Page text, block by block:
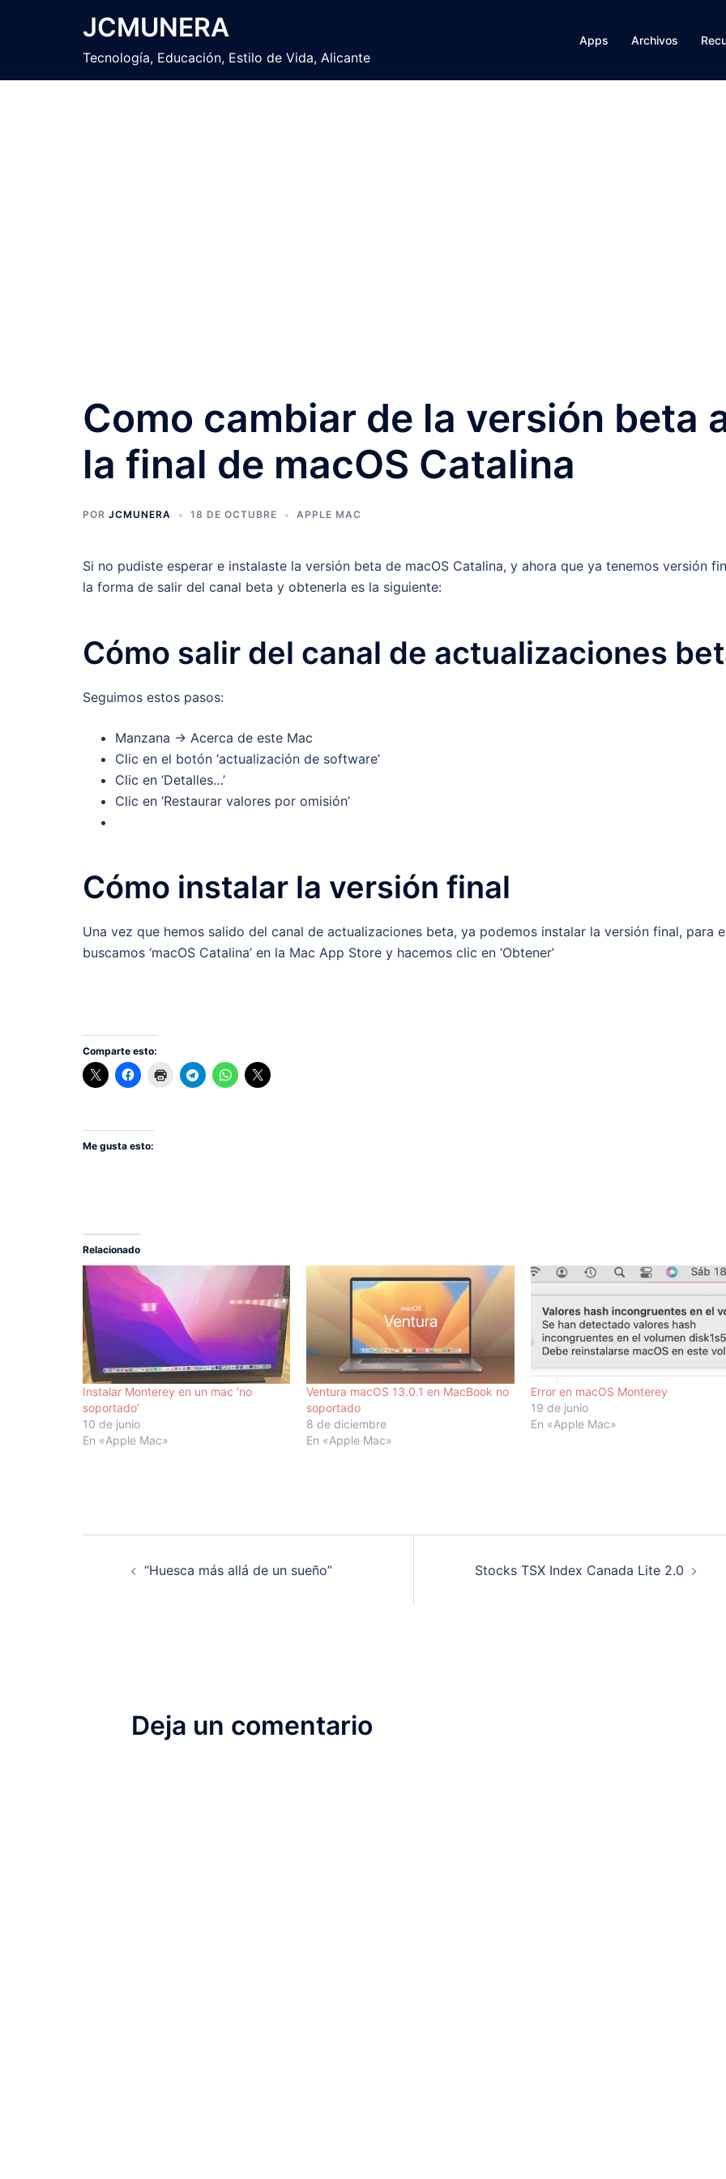
JCMUNERA
Tecnología, Educación, Estilo de Vida, Alicante
Apps Archivos
Como cambiar de la versión beta
la final de macOS Catalina
POR JCMUNERA 18 DE OCTUBRE APPLE MAC
Si no pudiste esperar e instalaste la versión beta de macOS Catalina, y ahora que ya tenemos versión
la forma de salir del canal beta y obtenerla es la siguiente:
Cómo salir del canal de actualizaciones
Seguimos estos pasos:
Manzana -> Acerca de este Mac
Clic en el botón ‘actualización de software’
Clic en ‘Detalles…’
Clic en ‘Restaurar valores por omisión’
Cómo instalar la versión final
Una vez que hemos salido del canal de actualizaciones beta, ya podemos instalar la versión final, para
buscamos ‘macOS Catalina’ en la Mac App Store y hacemos clic en ‘Obtener’
Comparte esto:
Me gusta esto:
Relacionado
Instalar Monterey en un mac ‘no
soportado’
10 de junio
En «Apple Mac»
Ventura macOS 13.0.1 en MacBook no
soportado
8 de diciembre
En «Apple Mac»
Error en macOS Monterey
19 de junio
En «Apple Mac»
“Huesca más allá de un sueño” Stocks TSX Index Canada Lite 2.0
Deja un comentario